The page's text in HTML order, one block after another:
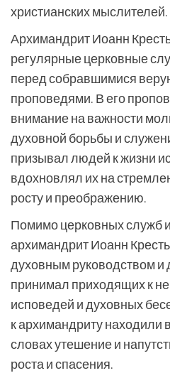
христианских мыслителей.
Архимандрит Иоанн
регулярные церковные
перед собравшимися
проповедями. В его
внимание на важности
духовной борьбы и
призывал людей к жизни
вдохновлял их на
росту и преображению.
Помимо церковных служб
архимандрит Иоанн
духовным руководством
принимал приходящих к
исповедей и духовных
к архимандриту находили
словах утешение и
роста и спасения.